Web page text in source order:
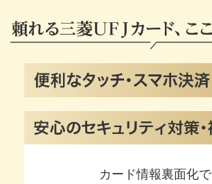
カード情報裏面化で